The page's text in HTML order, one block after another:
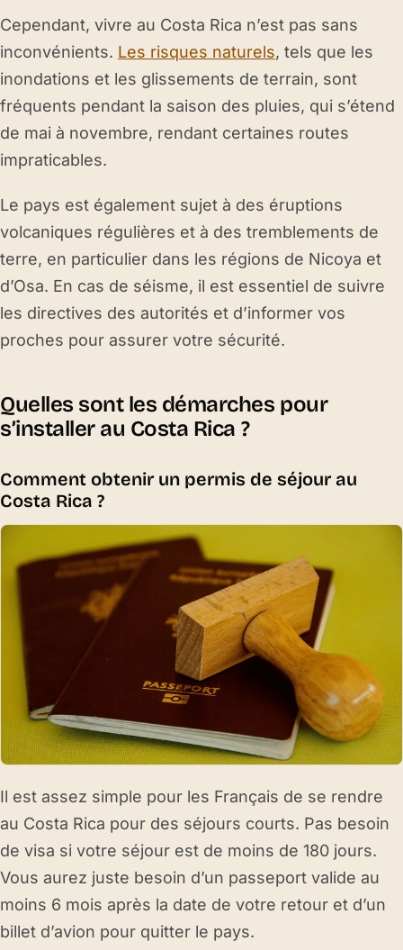
Cependant, vivre au Costa Rica n’est pas sans
inconvénients. Les risques naturels, tels que les
inondations et les glissements de terrain, sont
fréquents pendant la saison des pluies, qui s’étend
de mai à novembre, rendant certaines routes
impraticables.
Le pays est également sujet à des éruptions
volcaniques régulières et à des tremblements de
terre, en particulier dans les régions de Nicoya et
d’Osa. En cas de séisme, il est essentiel de suivre
les directives des autorités et d’informer vos
proches pour assurer votre sécurité.
Quelles sont les démarches pour
s’installer au Costa Rica ?
Comment obtenir un permis de séjour au
Costa Rica ?
Il est assez simple pour les Français de se rendre
au Costa Rica pour des séjours courts. Pas besoin
de visa si votre séjour est de moins de 180 jours.
Vous aurez juste besoin d’un passeport valide au
moins 6 mois après la date de votre retour et d’un
billet d’avion pour quitter le pays.